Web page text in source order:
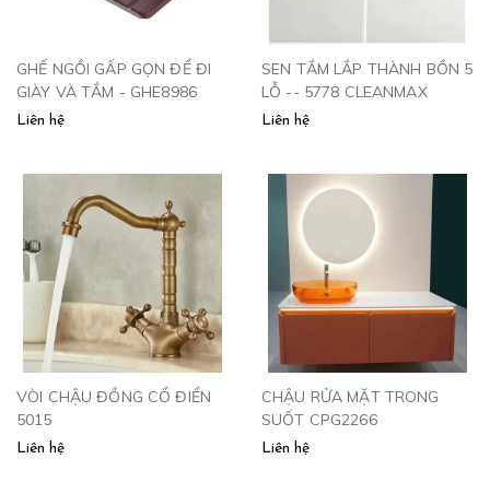
GHẾ NGỒI GẤP GỌN ĐỂ ĐI
GIÀY VÀ TẮM - GHE8986
Liên hệ
SEN TẮM LẮP THÀNH BỒN 5
LỖ -- 5778 CLEANMAX
Liên hệ
VÒI CHẬU ĐỒNG CỔ ĐIỂN
5015
Liên hệ
CHẬU RỬA MẶT TRONG
SUỐT CPG2266
Liên hệ